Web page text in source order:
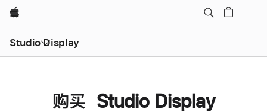
Apple
Studio Display
购买 Studio Display